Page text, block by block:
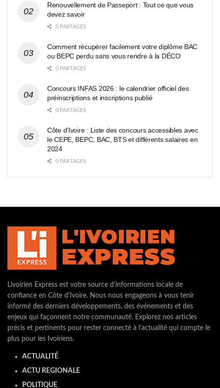
Renouvellement de Passeport : Tout ce que vous
devez savoir
0 PARTAGES
Comment récupérer facilement votre diplôme BAC
ou BEPC perdu sans vous rendre à la DÉCO
0 PARTAGES
Concours INFAS 2026 : le calendrier officiel des
préinscriptions et inscriptions publié
0 PARTAGES
Côte d’Ivoire : Liste des concours accessibles avec
le CEPE, BEPC, BAC, BTS et différents salaires en
2024
0 PARTAGES
Livoirien Express est votre source d'informations locale de
confiance en Côte d'Ivoire. Nous nous engageons à vous tenir
informé des derniers développements, des événements et des
enjeux qui façonnent notre communauté. Explorez nos articles
précis et pertinents pour rester connecté à l'actualité qui compte le
plus pour les Ivoiriens.
ACTUALITÉ
ACTU REGIONALE
POLITIQUE